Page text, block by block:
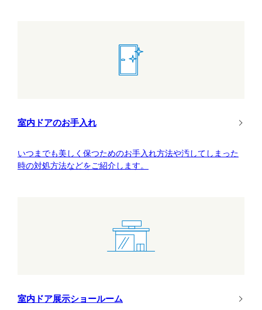
室内ドアのお手入れ
いつまでも美しく保つためのお手入れ方法や汚してしまった
時の対処方法などをご紹介します。
室内ドア展示ショールーム